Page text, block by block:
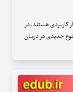
کاربردی هستند. در
جدیدی در درمان